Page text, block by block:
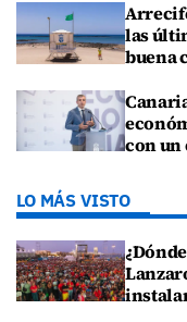
las
buena
con
LO MÁS VISTO